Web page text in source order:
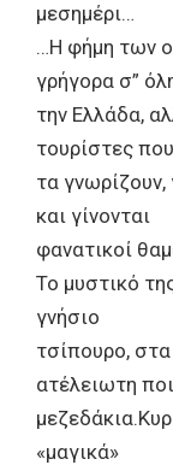
μεσημέρι…
…Η φήμη των
γρήγορα σ”
την Ελλάδα,
τουρίστες που
τα
και γίνονται
φανατικοί
Το μυστικό
γνήσιο
τσίπουρο,
ατέλειωτη
«μαγικά»